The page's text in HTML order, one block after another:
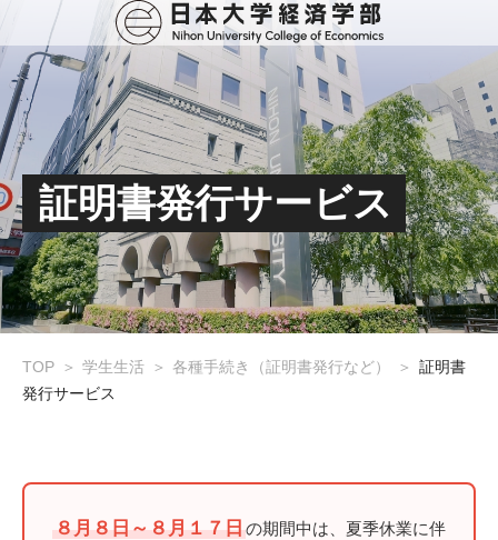
証明書発行サービス
TOP 学生生活 各種手続き（証明書発行など）
証明書
発行サービス
８月８日～８月１７日の期間中は、夏季休業に伴